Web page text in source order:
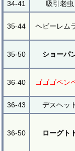
34-41 吸引老虫
35-44 ヘビーレム
35-50 ショーパ
36-40 ゴゴゴペン
36-43 デスヘッ
36-50 ローグト